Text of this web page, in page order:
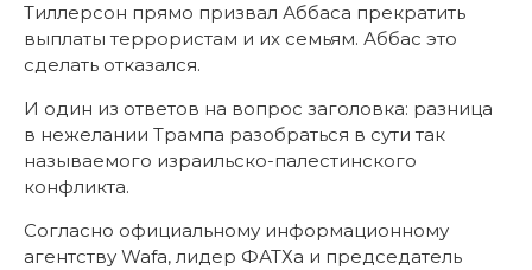
Тиллерсон прямо призвал Аббаса прекратить
выплаты террористам и их семьям. Аббас это
сделать отказался.
И один из ответов на вопрос заголовка: разница
в нежелании Трампа разобраться в сути так
называемого израильско-палестинского
конфликта.
Согласно официальному информационному
агентству Wafa, лидер ФАТХа и председатель